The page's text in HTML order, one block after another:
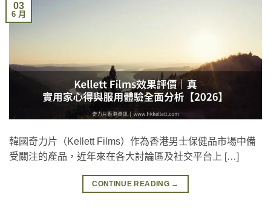
03
6 月
韓國奇力片（Kellett Films）作為香港男士保健品市場中備
受關注的產品，近年來在各大討論區及社交平台上 […]
CONTINUE READING →